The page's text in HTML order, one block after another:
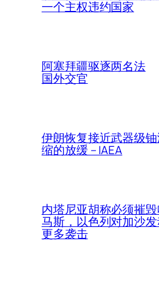
一个主权违约国家
阿塞拜疆驱逐两名法
国外交官
伊朗恢复接近武器级
缩的放缓 – IAEA
内塔尼亚胡称必须摧
马斯，以色列对加沙
更多袭击